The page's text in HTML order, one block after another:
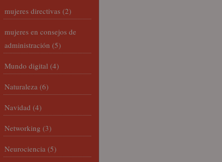
mujeres directivas (2)
mujeres en consejos de
administración (5)
Mundo digital (4)
Naturaleza (6)
Navidad (4)
Networking (3)
Neurociencia (5)